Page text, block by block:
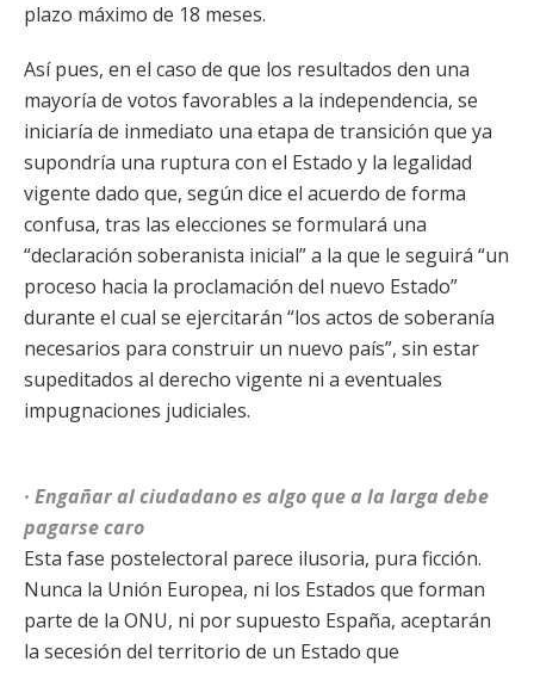
plazo máximo de 18 meses.
Así pues, en el caso de que los resultados den una
mayoría de votos favorables a la independencia, se
iniciaría de inmediato una etapa de transición que ya
supondría una ruptura con el Estado y la legalidad
vigente dado que, según dice el acuerdo de forma
confusa, tras las elecciones se formulará una
“declaración soberanista inicial” a la que le seguirá “un
proceso hacia la proclamación del nuevo Estado”
durante el cual se ejercitarán “los actos de soberanía
necesarios para construir un nuevo país”, sin estar
supeditados al derecho vigente ni a eventuales
impugnaciones judiciales.
· Engañar al ciudadano es algo que a la larga debe
pagarse caro
Esta fase postelectoral parece ilusoria, pura ficción.
Nunca la Unión Europea, ni los Estados que forman
parte de la ONU, ni por supuesto España, aceptarán
la secesión del territorio de un Estado que